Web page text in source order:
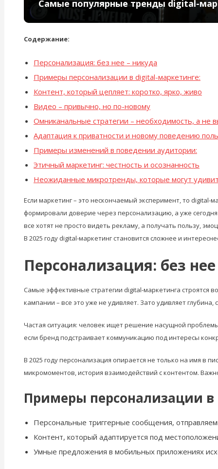
Самые популярные тренды digital-
Содержание:
Персонализация: без нее – никуда
Примеры персонализации в digital-маркетинге:
Контент, который цепляет: коротко, ярко, живо
Видео – привычно, но по-новому
Омниканальные стратегии – необходимость, а не
Адаптация к приватности и новому поведению
Примеры изменений в поведении аудитории:
Этичный маркетинг: честность и осознанность
Неожиданные микротренды, которые могут
Если маркетинг – это нескончаемый эксперимент, то
формировали доверие через персонализацию, а уже
все хотят не просто видеть рекламу, а получать пользу,
В 2025 году digital-маркетинг становится сложнее и
Персонализация: без
Самые эффективные стратегии digital-маркетинга строятся
кампании – все это уже не удивляет. Зато удивляет
Частая ситуация: человек ищет решение насущной
если бренд подстраивает коммуникацию под интересы
В 2025 году персонализация опирается не только на имя в
микромоментов, история взаимодействий с контентом.
Примеры персонализации
Персональные триггерные сообщения,
Контент, который адаптируется под
Умные предложения в мобильных приложениях